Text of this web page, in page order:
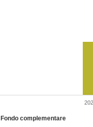
Fondo complementare